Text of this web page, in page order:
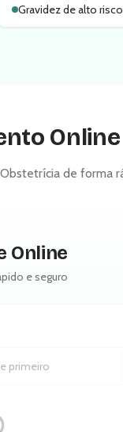
Gravidez de alto risco
Online
de forma
Online
e seguro